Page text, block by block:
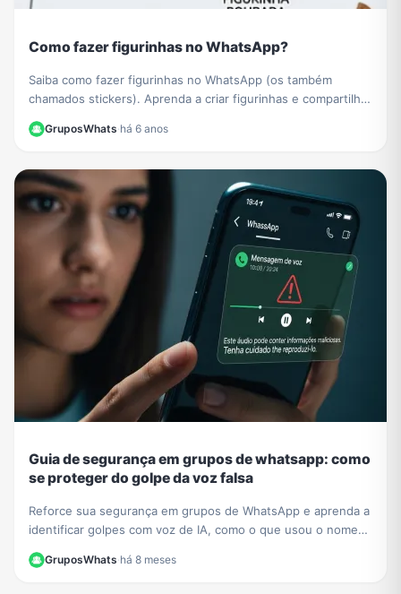
Como fazer figurinhas no WhatsApp?
Saiba como fazer figurinhas no WhatsApp (os também
chamados stickers). Aprenda a criar figurinhas e compartilhar
GruposWhats·há 6 anos
Guia de segurança em grupos de whatsapp: como
se proteger do golpe da voz falsa
Reforce sua segurança em grupos de WhatsApp e aprenda a
identificar golpes com voz de IA, como o que usou o nome
GruposWhats·há 8 meses